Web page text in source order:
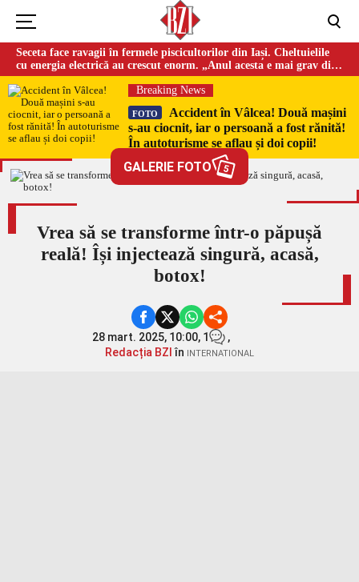
Seceta face ravagii în fermele piscicultorilor din Iași. Cheltuielile
cu energia electrică au crescut enorm. „Anul acesta e mai grav din
cauza temperaturilor foarte mari”
Breaking News
FOTO
Accident în Vâlcea! Două mașini
s-au ciocnit, iar o persoană a fost rănită!
În autoturisme se aflau și doi copii!
GALERIE FOTO 5
Vrea să se transforme într-o păpușă
reală! Își injectează singură, acasă,
botox!
28 mart. 2025, 10:00, 1
,
Redacția BZI în INTERNATIONAL